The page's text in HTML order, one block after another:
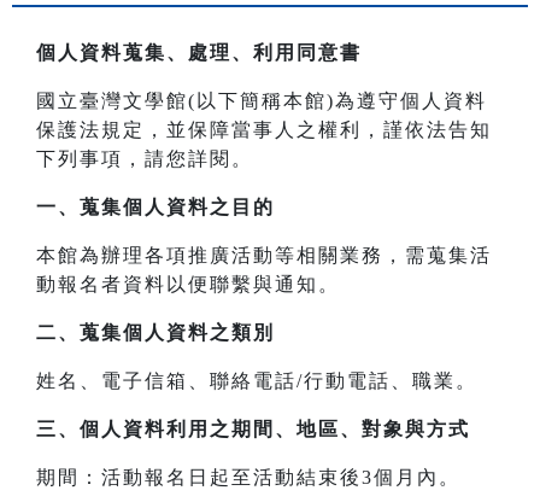
個人資料蒐集、處理、利用同意書
國立臺灣文學館(以下簡稱本館)為遵守個人資料
保護法規定，並保障當事人之權利，謹依法告知
下列事項，請您詳閱。
一、 蒐集個人資料之目的
本館為辦理各項推廣活動等相關業務，需蒐集活
動報名者資料以便聯繫與通知。
二、 蒐集個人資料之類別
姓名、電子信箱、聯絡電話/行動電話、職業。
三、 個人資料利用之期間、地區、對象與方式
期間：活動報名日起至活動結束後3個月內。